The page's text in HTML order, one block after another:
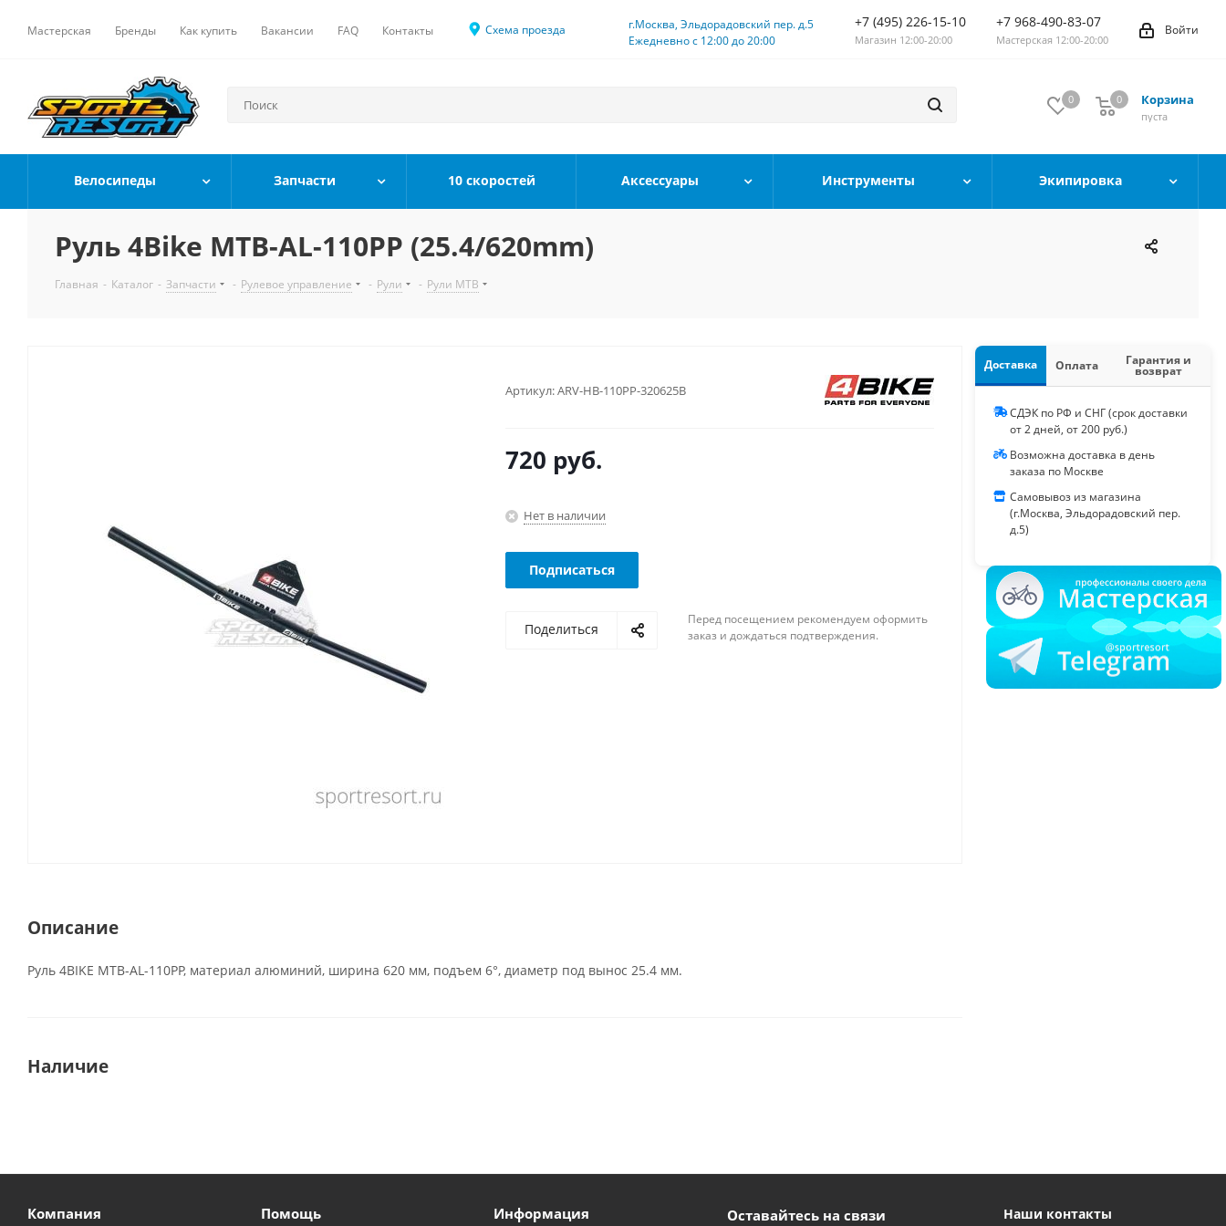
Мастерская Бренды Как купить Вакансии FAQ Контакты Схема проезда
г.Москва, Эльдорадовский пер. д.5
Ежедневно с 12:00 до 20:00
+7 (495) 226-15-10
Магазин 12:00-20:00
+7 968-490-83-07
Мастерская 12:00-20:00
Войти
0 Корзина
0
пуста
0
Велосипеды Запчасти 10 скоростей Аксессуары Инструменты Экипировка
Руль 4Bike MTB-AL-110PP (25.4/620mm)
Главная - Каталог - Запчасти - Рулевое управление - Рули - Рули MTB
Артикул:ARV-HB-110PP-320625B
720 руб.
Нет в наличии
Подписаться
Поделиться
Перед посещением рекомендуем оформить
заказ и дождаться подтверждения.
Описание
Руль 4BIKE MTB-AL-110PP, материал алюминий, ширина 620 мм, подъем 6°, диаметр под вынос 25.4 мм.
Наличие
Доставка Оплата Гарантия и
возврат
СДЭК по РФ и СНГ (срок доставки
от 2 дней, от 200 руб.)
Возможна доставка в день
заказа по Москве
Самовывоз из магазина
(г.Москва, Эльдорадовский пер.
д.5)
Компания Помощь Информация Оставайтесь на связи Наши контакты